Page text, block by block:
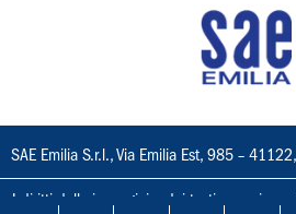
SAE Emilia S.r.l., Via Emilia Est, 985 –
I diritti delle immagini e dei testi sono